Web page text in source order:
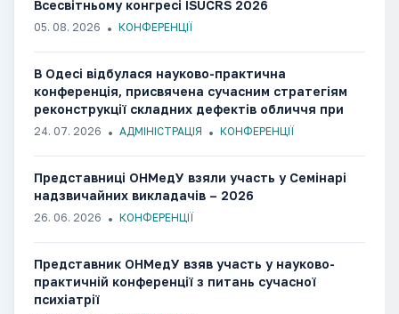
Всесвітньому конгресі ISUCRS 2026
05. 08. 2026 КОНФЕРЕНЦІЇ
В Одесі відбулася науково-практична
конференція, присвячена сучасним стратегіям
реконструкції складних дефектів обличчя при
вогнепальних пораненнях
24. 07. 2026 АДМІНІСТРАЦІЯ КОНФЕРЕНЦІЇ
Представниці ОНМедУ взяли участь у Семінарі
надзвичайних викладачів – 2026
26. 06. 2026 КОНФЕРЕНЦІЇ
Представник ОНМедУ взяв участь у науково-
практичній конференції з питань сучасної
психіатрії